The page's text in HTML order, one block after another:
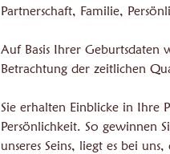
Partnerschaft, Familie,
Auf Basis Ihrer Geburtsdaten
Betrachtung der zeitlichen
Sie erhalten Einblicke in Ihre
Persönlichkeit. So gewinnen
unseres Seins, liegt es bei